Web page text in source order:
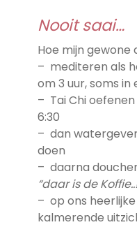
Nooit saai…
Hoe mijn gewone
– mediteren als
om 3 uur, soms
– Tai Chi
6:30
– dan
doen
– daarna
“daar is de
– op ons
kalmerende